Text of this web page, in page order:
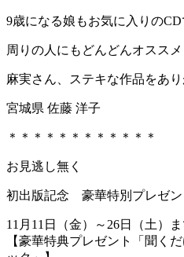
9歳になる娘もお気に入りのCD
周りの人にもどんどんオスス
麻実さん、ステキな作品をあ
宮城県 佐藤 洋子
＊＊＊＊＊＊＊＊＊＊＊＊
お見逃し無く
初出版記念 豪華特別プレゼ
11月11日（金）～26日（土）
【豪華特典プレゼント「聞く